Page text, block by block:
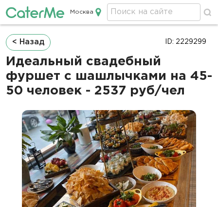
Кейтеринг в Москве
Москва
Строка
навигации
< Назад
Идеальный свадебный
фуршет с шашлычками на 45-
50 человек - 2537 руб/чел
ID: 2229299